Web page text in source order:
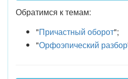
Обратимся к темам:
"Причастный оборот";
"Орфоэпический разбор